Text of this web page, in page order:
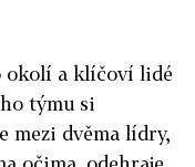
okolí a klíčoví lidé
týmu si
mezi dvěma lídry,